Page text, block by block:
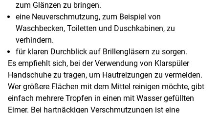
zum Glänzen zu bringen.
eine Neuverschmutzung, zum Beispiel von
Waschbecken, Toiletten und Duschkabinen, zu
verhindern.
für klaren Durchblick auf Brillengläsern zu sorgen.
Es empfiehlt sich, bei der Verwendung von Klarspüler
Handschuhe zu tragen, um Hautreizungen zu vermeiden.
Wer größere Flächen mit dem Mittel reinigen möchte, gibt
einfach mehrere Tropfen in einen mit Wasser gefüllten
Eimer. Bei hartnäckigen Verschmutzungen ist eine